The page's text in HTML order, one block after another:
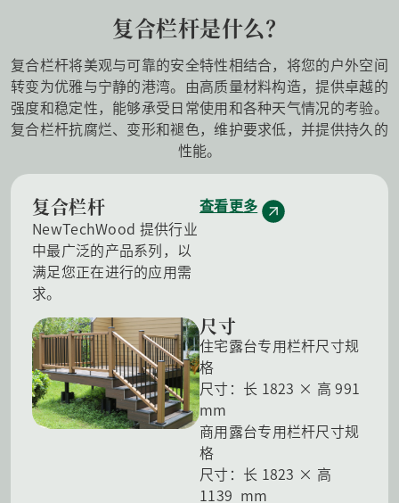
复合栏杆是什么？
复合栏杆将美观与可靠的安全特性相结合，将您的户外空间
转变为优雅与宁静的港湾。由高质量材料构造，提供卓越的
强度和稳定性，能够承受日常使用和各种天气情况的考验。
复合栏杆抗腐烂、变形和褪色，维护要求低，并提供持久的
性能。
复合栏杆
NewTechWood 提供行业
中最广泛的产品系列，以
满足您正在进行的应用需
求。
查看更多
尺寸
住宅露台专用栏杆尺寸规
格
尺寸：长 1823 × 高 991
mm
商用露台专用栏杆尺寸规
格
尺寸：长 1823 × 高
1139 mm